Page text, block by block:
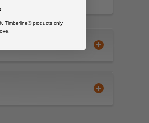
Timberline® products only